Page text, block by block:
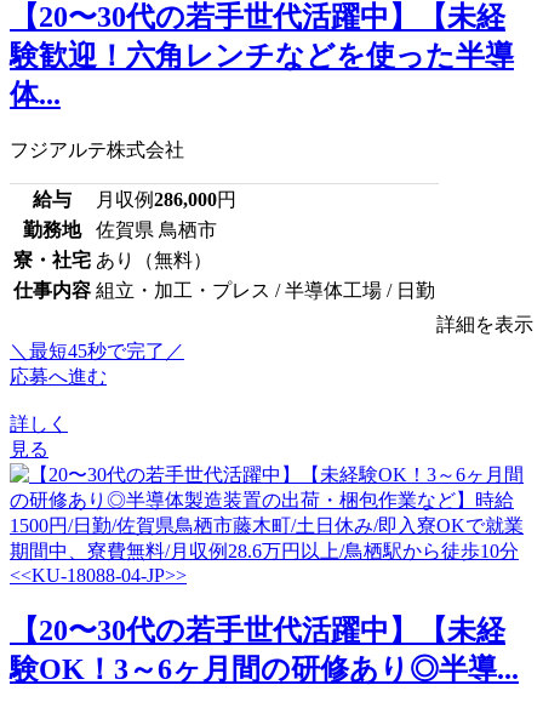
【20〜30代の若手世代活躍中】【未経
験歓迎！六角レンチなどを使った半導
体...
フジアルテ株式会社
給与 月収例286,000円
勤務地
佐賀県 鳥栖市
寮・社宅 あり（無料）
仕事内容 組立・加工・プレス / 半導体工場 / 日勤
詳細を表示
＼最短45秒で完了／
応募へ進む
詳しく
見る
【20〜30代の若手世代活躍中】【未経
験OK！3～6ヶ月間の研修あり◎半導...